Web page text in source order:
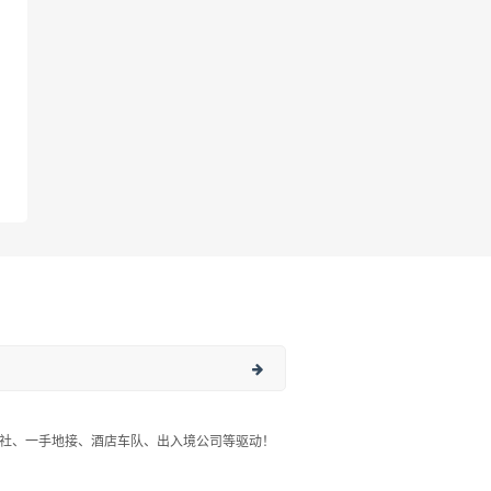
、一手地接、酒店车队、出入境公司等驱动！